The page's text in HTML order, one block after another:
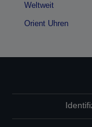
Weltweit
Orient Uhren